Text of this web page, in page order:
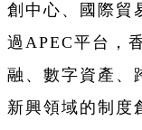
創中心、國際貿
過APEC平台，
融、數字資產、
新興領域的制度